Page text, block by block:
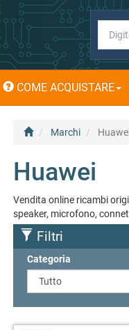
COME ACQUISTARE
Marchi
Huawei
Vendita online ricambi
speaker, microfono,
Filtri
Categoria